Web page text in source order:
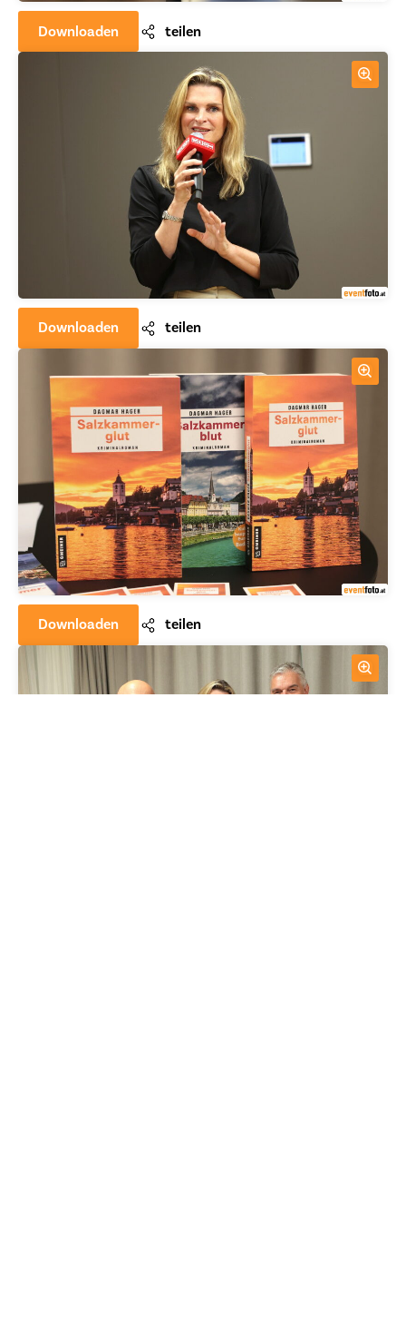
Downloaden teilen
Downloaden teilen
Downloaden teilen